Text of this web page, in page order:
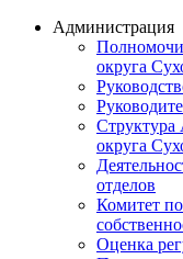
Администрация
округа
округа
отделов
Комитет
Оценка